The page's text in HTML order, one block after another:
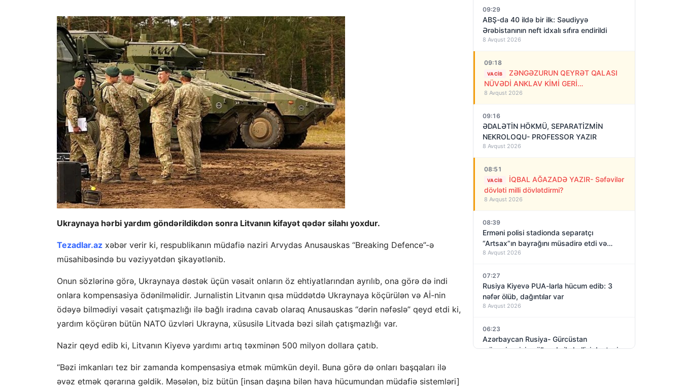
Ukraynaya hərbi yardım göndərildikdən sonra Litvanın kifayət qədər silahı yoxdur.
Tezadlar.az xəbər verir ki, respublikanın müdafiə naziri Arvydas Anusauskas “Breaking Defence”-ə
müsahibəsində bu vəziyyətdən şikayətlənib.
Onun sözlərinə görə, Ukraynaya dəstək üçün vəsait onların öz ehtiyatlarından ayrılıb, ona görə də indi
onlara kompensasiya ödənilməlidir. Jurnalistin Litvanın qısa müddətdə Ukraynaya köçürülən və Aİ-nin
ödəyə bilmədiyi vəsait çatışmazlığı ilə bağlı iradına cavab olaraq Anusauskas “dərin nəfəslə” qeyd etdi ki,
yardım köçürən bütün NATO üzvləri Ukrayna, xüsusilə Litvada bəzi silah çatışmazlığı var.
Nazir qeyd edib ki, Litvanın Kiyevə yardımı artıq təxminən 500 milyon dollara çatıb.
“Bəzi imkanları tez bir zamanda kompensasiya etmək mümkün deyil. Buna görə də onları başqaları ilə
əvəz etmək qərarına gəldik. Məsələn, biz bütün [insan daşına bilən hava hücumundan müdafiə sistemləri]
09:29
ABŞ-da 40 ildə bir ilk: Səudiyyə
Ərəbistanının neft idxalı sıfıra endirildi
8 Avqust 2026
09:18
VACIB
ZƏNGƏZURUN QEYRƏT QALASI
NÜVƏDİ ANKLAV KİMİ GERİ
QAYTARILMALIDIR!
8 Avqust 2026
09:16
ƏDALƏTİN HÖKMÜ, SEPARATİZMİN
NEKROLOQU- PROFESSOR YAZIR
8 Avqust 2026
08:51
VACIB
İQBAL AĞAZADƏ YAZIR- Səfəvilər
dövləti milli dövlətdirmi?
8 Avqust 2026
08:39
Erməni polisi stadionda separatçı
“Artsax”ın bayrağını müsadirə etdi və…
8 Avqust 2026
07:27
Rusiya Kiyevə PUA-larla hücum edib: 3
nəfər ölüb, dağıntılar var
8 Avqust 2026
06:23
Azərbaycan Rusiya- Gürcüstan
münaqişəsinin sülh yolu ilə həllini dəstəyir